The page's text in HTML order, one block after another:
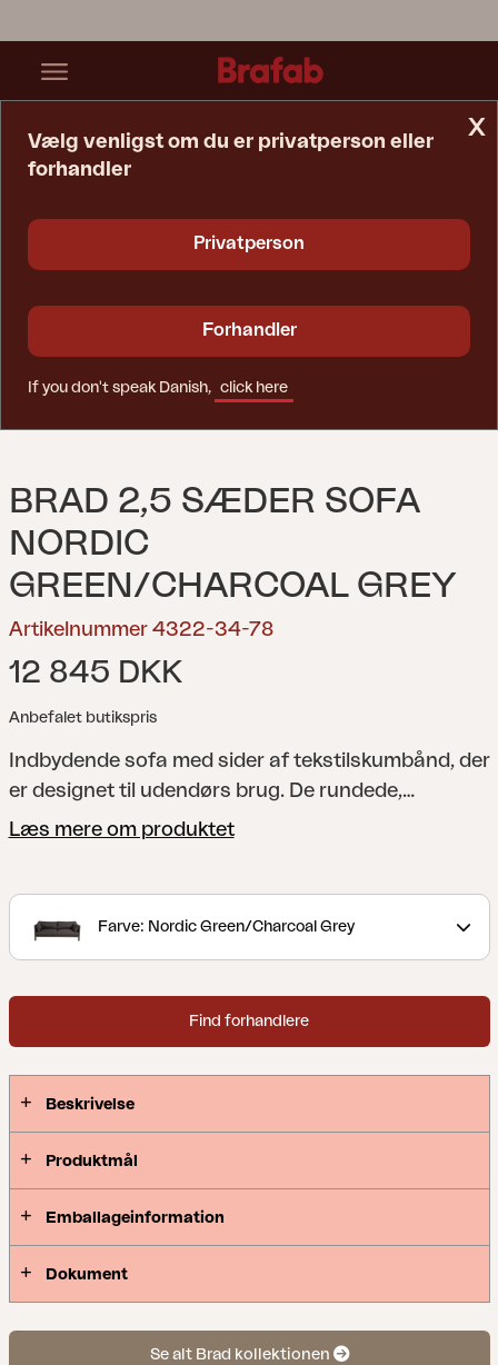
BRAD 2,5 SÆDER SOFA
NORDIC
GREEN/CHARCOAL GREY
Artikelnummer 4322-34-78
12 845 DKK
Anbefalet butikspris
Indbydende sofa med sider af tekstilskumbånd, der
er designet til udendørs brug. De rundede,
detaljerede hjørnestolper indrammer smukt
møbelserie, der passer lige godt indendørs som
kvalitet. Kompletter sofaerne med Brad sofabord,
og måske endda placere det mindre som en bænk
Læs mere om produktet
Farve: Nordic Green/Charcoal Grey
Find forhandlere
Beskrivelse
Produktmål
Emballageinformation
Dokument
Se alt Brad kollektionen
x
Vælg venligst om du er privatperson eller
forhandler
Privatperson
Forhandler
If you don't speak Danish, click here